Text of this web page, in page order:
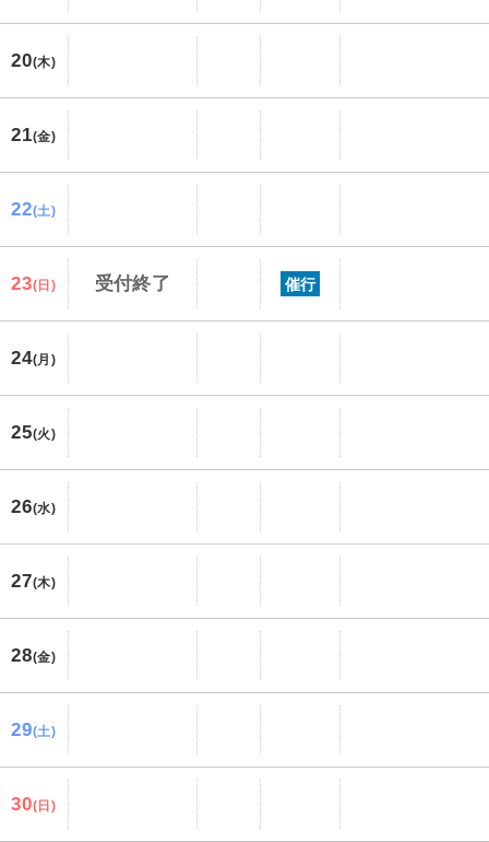
20(木)
21(金)
22(土)
23(日) 受付終了 催行
24(月)
25(火)
26(水)
27(木)
28(金)
29(土)
30(日)